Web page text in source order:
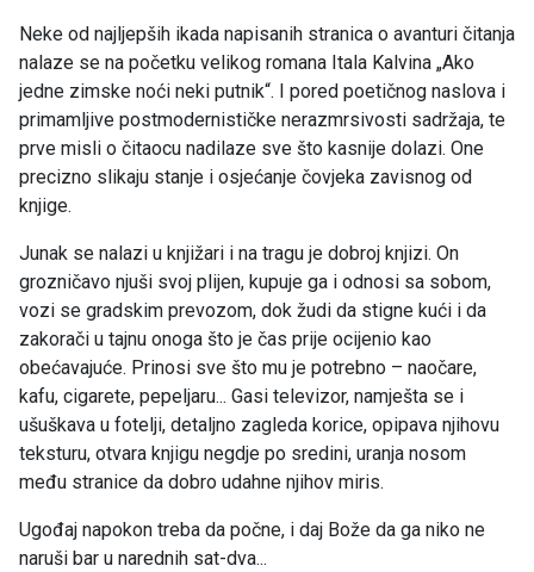
Neke od najljepših ikada napisanih stranica o avanturi čitanja
nalaze se na početku velikog romana Itala Kalvina „Ako
jedne zimske noći neki putnik“. I pored poetičnog naslova i
primamljive postmodernističke nerazmrsivosti sadržaja, te
prve misli o čitaocu nadilaze sve što kasnije dolazi. One
precizno slikaju stanje i osjećanje čovjeka zavisnog od
knjige.
Junak se nalazi u knjižari i na tragu je dobroj knjizi. On
grozničavo njuši svoj plijen, kupuje ga i odnosi sa sobom,
vozi se gradskim prevozom, dok žudi da stigne kući i da
zakorači u tajnu onoga što je čas prije ocijenio kao
obećavajuće. Prinosi sve što mu je potrebno – naočare,
kafu, cigarete, pepeljaru... Gasi televizor, namješta se i
ušuškava u fotelji, detaljno zagleda korice, opipava njihovu
teksturu, otvara knjigu negdje po sredini, uranja nosom
među stranice da dobro udahne njihov miris.
Ugođaj napokon treba da počne, i daj Bože da ga niko ne
naruši bar u narednih sat-dva...